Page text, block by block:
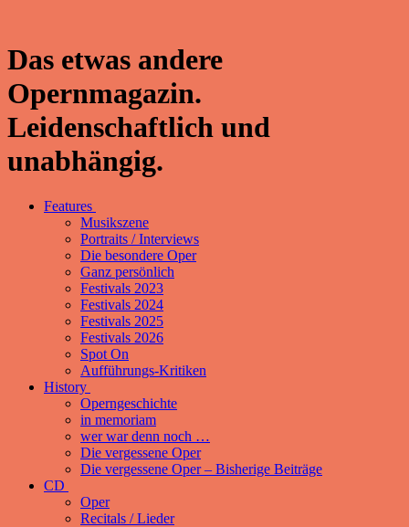
Das etwas andere
Opernmagazin.
Leidenschaftlich und
unabhängig.
Features
Musikszene
Portraits / Interviews
Die besondere Oper
Ganz persönlich
Festivals 2023
Festivals 2024
Festivals 2025
Festivals 2026
Spot On
Aufführungs-Kritiken
History
Operngeschichte
in memoriam
wer war denn noch …
Die vergessene Oper
Die vergessene Oper – Bisherige Beiträge
CD
Oper
Recitals / Lieder